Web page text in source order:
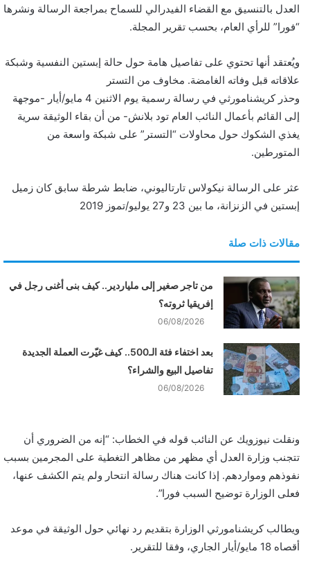
العدل بالتنسيق مع القضاء الفيدرالي للسماح بمراجعة الرسالة ونشرها
“فورا” للرأي العام، بحسب تقرير المجلة.
ويُعتقد أنها تحتوي على تفاصيل هامة حول حالة إبستين النفسية وشبكة
علاقاته قبل وفاته الغامضة. مخاوف من التستر
وحذر كريشنامورثي في رسالة رسمية يوم الاثنين 4 مايو/أيار -موجهة
إلى القائم بأعمال النائب العام تود بلانش- من أن بقاء الوثيقة سرية
يغذي الشكوك حول محاولات “التستر” على شبكة واسعة من
المتورطين.
عثر على الرسالة نيكولاس تارتاليوني، ضابط شرطة سابق كان زميل
إبستين في الزنزانة، ما بين 23 و27 يوليو/تموز 2019
مقالات ذات صلة
من تاجر صغير إلى ملياردير.. كيف بنى أغنى رجل في
إفريقيا ثروته؟
06/08/2026
بعد اختفاء فئة الـ500.. كيف غيّرت العملة الجديدة
تفاصيل البيع والشراء؟
06/08/2026
ونقلت نيوزويك عن النائب قوله في الخطاب: “إنه من الضروري أن
تتجنب وزارة العدل أي مظهر من مظاهر التغطية على المجرمين بسبب
نفوذهم ومواردهم. إذا كانت هناك رسالة انتحار ولم يتم الكشف عنها،
فعلى الوزارة توضيح السبب فورا”.
ويطالب كريشنامورثي الوزارة بتقديم رد نهائي حول الوثيقة في موعد
أقصاه 18 مايو/أيار الجاري، وفقا للتقرير.